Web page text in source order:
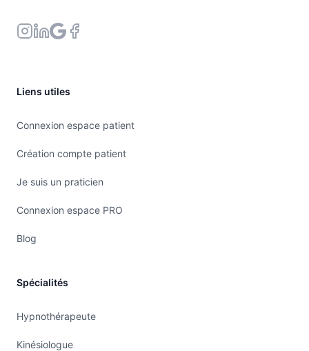
Liens utiles
Connexion espace patient
Création compte patient
Je suis un praticien
Connexion espace PRO
Blog
Spécialités
Hypnothérapeute
Kinésiologue